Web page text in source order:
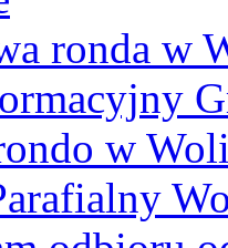
ronda w
w